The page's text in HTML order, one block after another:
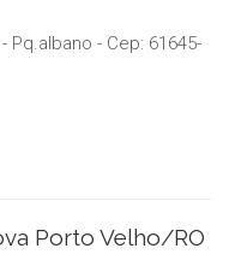
Pq.albano - Cep: 61645-
Porto Velho/RO